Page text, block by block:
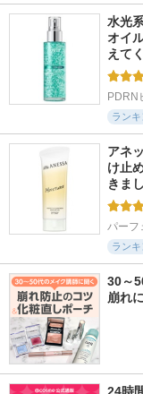
水光
オイ
えて
PDRN
ラン
アネ
け止
きま
パーフ
ラン
30～
崩れ